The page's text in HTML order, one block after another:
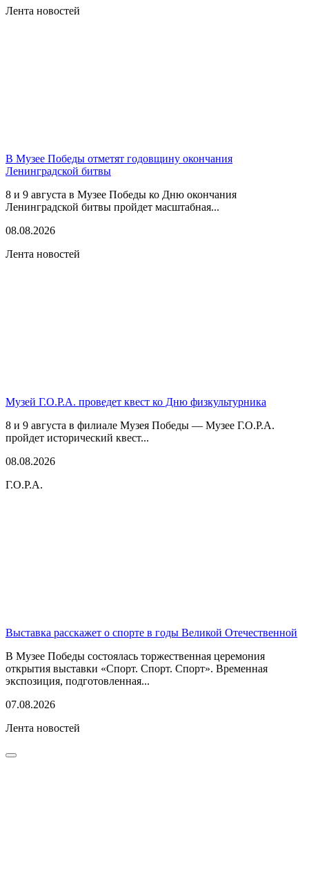
Лента новостей
В Музее Победы отметят годовщину окончания
Ленинградской битвы
8 и 9 августа в Музее Победы ко Дню окончания
Ленинградской битвы пройдет масштабная...
08.08.2026
Лента новостей
Музей Г.О.Р.А. проведет квест ко Дню физкультурника
8 и 9 августа в филиале Музея Победы — Музее Г.О.Р.А.
пройдет исторический квест...
08.08.2026
Г.О.Р.А.
Выставка расскажет о спорте в годы Великой Отечественной
В Музее Победы состоялась торжественная церемония
открытия выставки «Спорт. Спорт. Спорт». Временная
экспозиция, подготовленная...
07.08.2026
Лента новостей